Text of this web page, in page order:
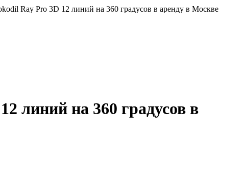
Ray Pro 3D 12 линий на 360 градусов в аренду в Москве
линий на 360 градусов в